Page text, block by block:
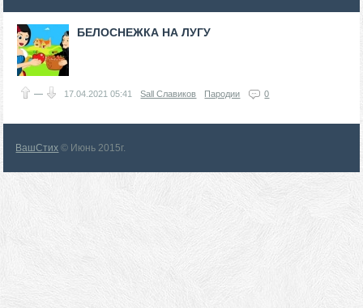
БЕЛОСНЕЖКА НА ЛУГУ
— 17.04.202105:41 Sall Славиков Пародии 0
ВашСтих © Июнь 2015г.